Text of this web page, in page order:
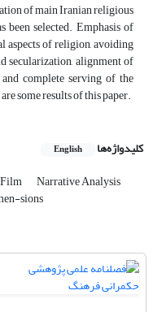
of main Iranian religious
been selected. Emphasis of
of religion, avoiding
secularization, alignment of
complete serving of the
some results of this paper.
کلیدواژه‌ها English
Narrative Analysis
sions